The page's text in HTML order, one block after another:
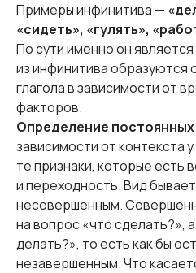
Примеры инфинитива —
«сидеть», «гулять»,
По сути именно он
из инфинитива образуются
глагола в зависимости от
факторов.
Определение постоянных
зависимости от контекста у
те признаки, которые есть
и переходность. Вид
несовершенным.
на вопрос «что сделать?»,
делать?», то есть как бы
незавершенным. Что